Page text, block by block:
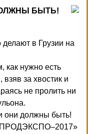
БЫТЬ!
делают в Грузии на
как нужно есть
взяв за хвостик и
не пролить ни
они должны быть!